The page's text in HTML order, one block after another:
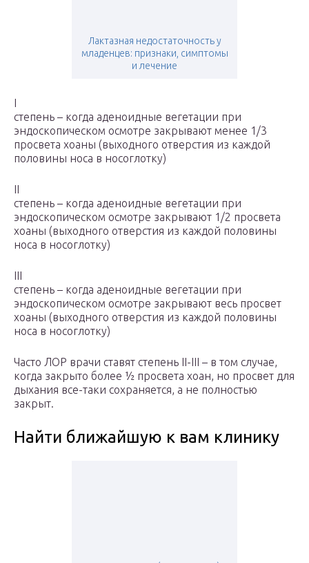
Лактазная недостаточность у
младенцев: признаки, симптомы
и лечение
I
степень – когда аденоидные вегетации при
эндоскопическом осмотре закрывают менее 1/3
просвета хоаны (выходного отверстия из каждой
половины носа в носоглотку)
II
степень – когда аденоидные вегетации при
эндоскопическом осмотре закрывают 1/2 просвета
хоаны (выходного отверстия из каждой половины
носа в носоглотку)
III
степень – когда аденоидные вегетации при
эндоскопическом осмотре закрывают весь просвет
хоаны (выходного отверстия из каждой половины
носа в носоглотку)
Часто ЛОР врачи ставят степень II-III – в том случае,
когда закрыто более ½ просвета хоан, но просвет для
дыхания все-таки сохраняется, а не полностью
закрыт.
Найти ближайшую к вам клинику